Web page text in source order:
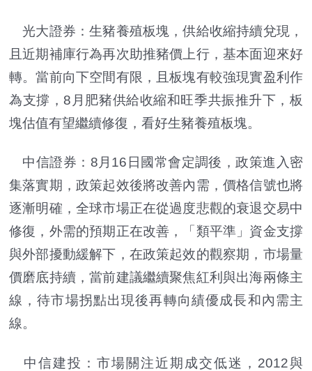
光大證券：生豬養殖板塊，供給收縮持續兌現，
且近期補庫行為再次助推豬價上行，基本面迎來好
轉。當前向下空間有限，且板塊有較強現實盈利作
為支撐，8月肥豬供給收縮和旺季共振推升下，板
塊估值有望繼續修復，看好生豬養殖板塊。
中信證券：8月16日國常會定調後，政策進入密
集落實期，政策起效後將改善內需，價格信號也將
逐漸明確，全球市場正在從過度悲觀的衰退交易中
修復，外需的預期正在改善，「類平準」資金支撐
與外部擾動緩解下，在政策起效的觀察期，市場量
價磨底持續，當前建議繼續聚焦紅利與出海兩條主
線，待市場拐點出現後再轉向績優成長和內需主
線。
中信建投：市場關注近期成交低迷，2012與